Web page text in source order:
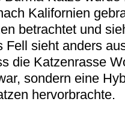
Kalifornien
betrachtet und
Fell sieht anders
die Katzenrasse
sondern eine
hervorbrachte.